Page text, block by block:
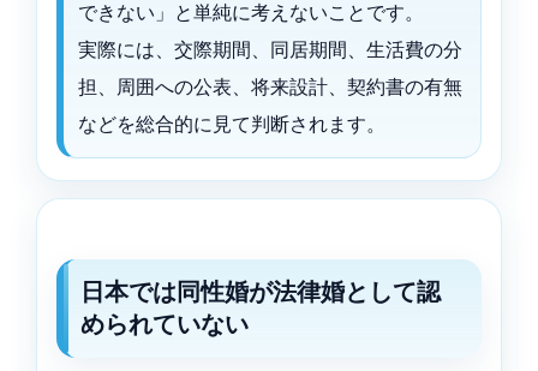
できない」と単純に考えないことです。
実際には、交際期間、同居期間、生活費の分
担、周囲への公表、将来設計、契約書の有無
などを総合的に見て判断されます。
日本では同性婚が法律婚として認
められていない